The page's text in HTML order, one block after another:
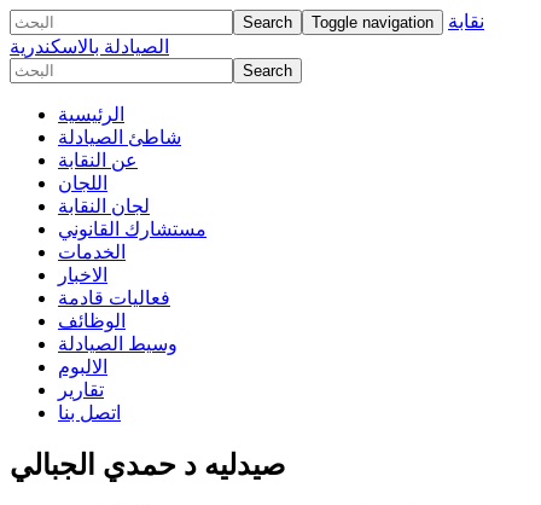
Toggle navigation
نقابة
الصيادلة بالاسكندرية
الرئيسية
شاطئ الصيادلة
عن النقابة
اللجان
لجان النقابة
مستشارك القانوني
الخدمات
الاخبار
فعاليات قادمة
الوظائف
وسيط الصيادلة
الالبوم
تقارير
اتصل بنا
صيدليه د حمدي الجبالي